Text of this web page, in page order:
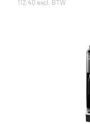
112,40 excl. BTW